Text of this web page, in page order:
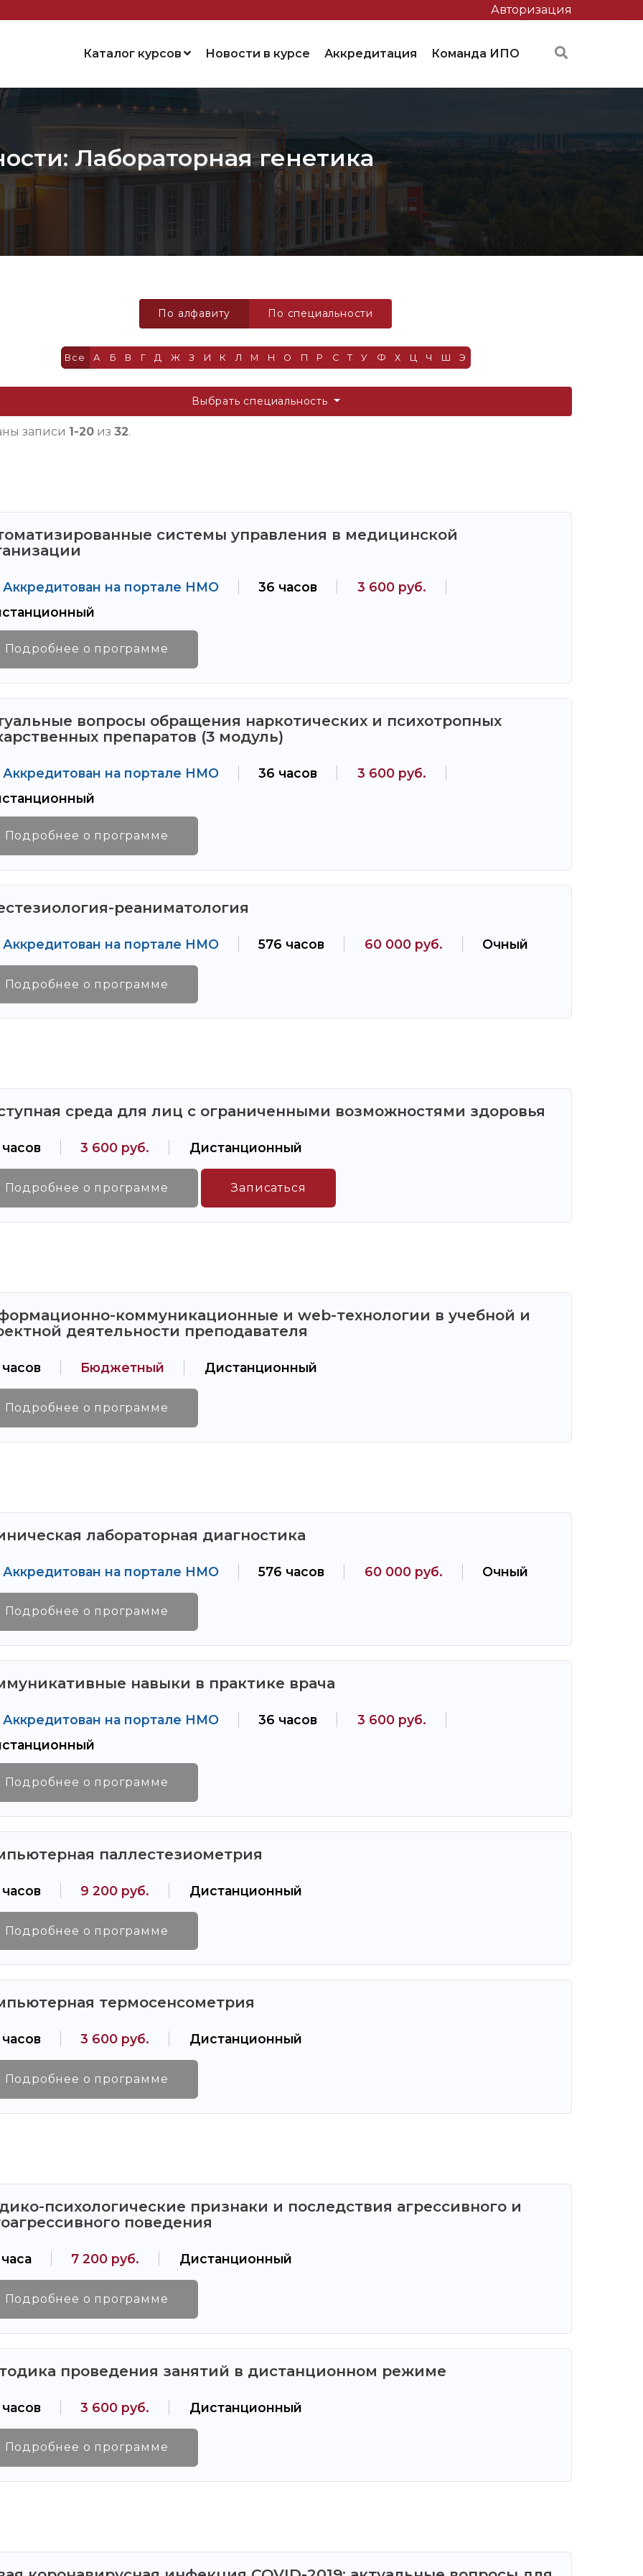
Авторизация
Каталог курсов Новости в курсе Аккредитация Команда ИПО
Лабораторная генетика
По алфавиту По специальности
Все А Б В Г Д Ж З И К Л М Н О П Р С Т У Ф Х Ц Ч Ш Э
Выбрать специальность
записи 1-20из 32.
системы управления в медицинской
на портале НМО 36 часов
3 600 руб.
Подробнее о программе
вопросы обращения наркотических и психотропных
препаратов (3 модуль)
на портале НМО 36 часов
3 600 руб.
Подробнее о программе
реаниматология
на портале НМО 576 часов 60 000 руб. Очный
Подробнее о программе
среда для лиц с ограниченными возможностями здоровья
3 600 руб. Дистанционный
Подробнее о программе Записаться
коммуникационные и web-технологии в учебной и
деятельности преподавателя
Бюджетный Дистанционный
Подробнее о программе
лабораторная диагностика
на портале НМО 576 часов 60 000 руб. Очный
Подробнее о программе
навыки в практике врача
на портале НМО 36 часов
3 600 руб.
Подробнее о программе
паллестезиометрия
9 200 руб. Дистанционный
Подробнее о программе
термосенсометрия
3 600 руб. Дистанционный
Подробнее о программе
психологические признаки и последствия агрессивного и
поведения
7 200 руб. Дистанционный
Подробнее о программе
проведения занятий в дистанционном режиме
3 600 руб. Дистанционный
Подробнее о программе